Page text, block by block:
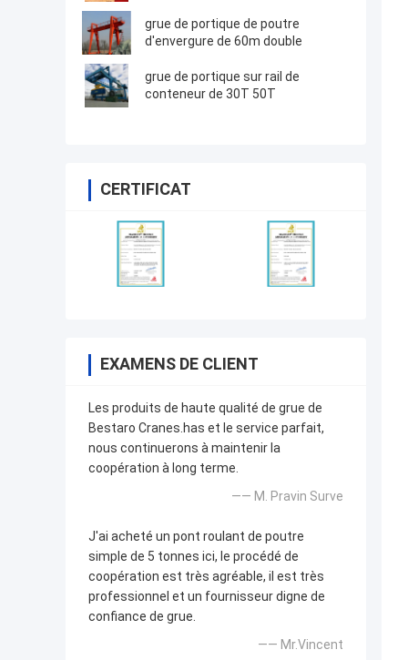
grue de portique de poutre
d'envergure de 60m double
grue de portique sur rail de
conteneur de 30T 50T
CERTIFICAT
EXAMENS DE CLIENT
Les produits de haute qualité de grue de
Bestaro Cranes.has et le service parfait,
nous continuerons à maintenir la
coopération à long terme.
—— M. Pravin Surve
J'ai acheté un pont roulant de poutre
simple de 5 tonnes ici, le procédé de
coopération est très agréable, il est très
professionnel et un fournisseur digne de
confiance de grue.
—— Mr.Vincent